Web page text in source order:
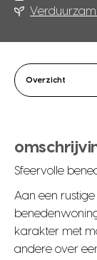
Overzicht
Sfeervolle
Aan een
karakter met
andere over